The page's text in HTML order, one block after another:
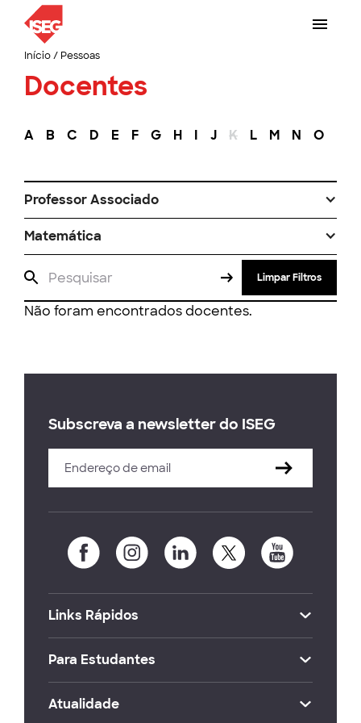
Início/ Pessoas
Docentes
A B C D E F G H I J K L M N O
Professor Associado
Matemática
Limpar Filtros
Não foram encontrados docentes.
Subscreva a newsletter do ISEG
Links Rápidos
Para Estudantes
Atualidade